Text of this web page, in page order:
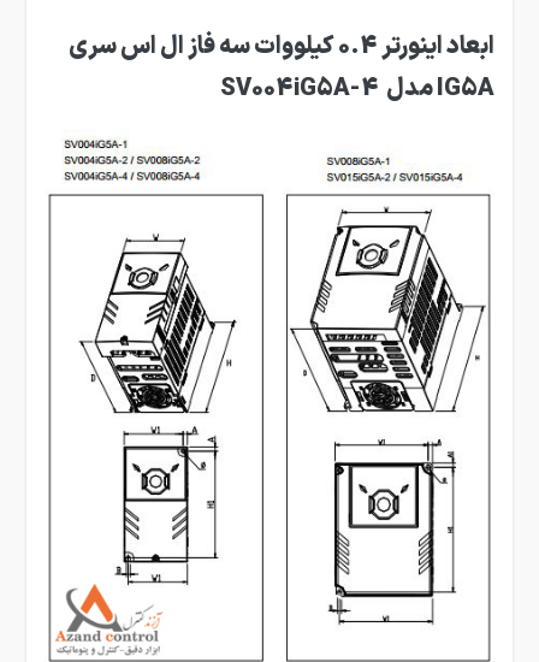
ابعاد اینورتر 0.4 کیلووات سه فاز ال اس سری
IG5A مدل SV004iG5A-4